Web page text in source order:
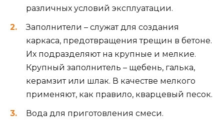
различных условий эксплуатации.
Заполнители – служат для создания
каркаса, предотвращения трещин в бетоне.
Их подразделяют на крупные и мелкие.
Крупный заполнитель – щебень, галька,
керамзит или шлак. В качестве мелкого
применяют, как правило, кварцевый песок.
Вода для приготовления смеси.